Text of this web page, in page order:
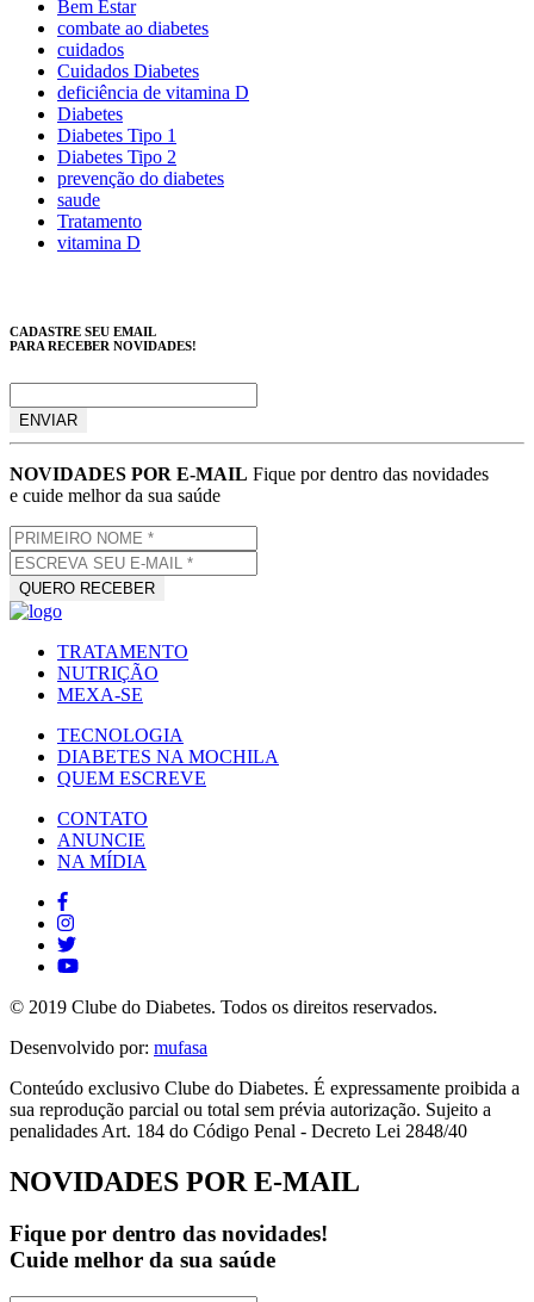
Bem Estar
combate ao diabetes
cuidados
Cuidados Diabetes
deficiência de vitamina D
Diabetes
Diabetes Tipo 1
Diabetes Tipo 2
prevenção do diabetes
saude
Tratamento
vitamina D
CADASTRE SEU EMAIL
PARA RECEBER NOVIDADES!
NOVIDADES POR E-MAIL Fique por dentro das novidades
e cuide melhor da sua saúde
TRATAMENTO
NUTRIÇÃO
MEXA-SE
TECNOLOGIA
DIABETES NA MOCHILA
QUEM ESCREVE
CONTATO
ANUNCIE
NA MÍDIA
© 2019 Clube do Diabetes. Todos os direitos reservados.
Desenvolvido por: mufasa
Conteúdo exclusivo Clube do Diabetes. É expressamente proibida a
sua reprodução parcial ou total sem prévia autorização. Sujeito a
penalidades Art. 184 do Código Penal - Decreto Lei 2848/40
NOVIDADES POR E-MAIL
Fique por dentro das novidades!
Cuide melhor da sua saúde